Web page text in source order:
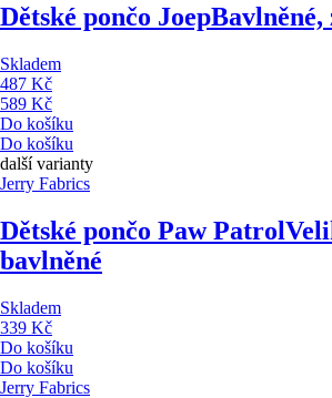
Dětské pončo JoepBavlněné,
Skladem
487 Kč
589 Kč
Do košíku
Do košíku
další varianty
Jerry Fabrics
Dětské pončo Paw Patrol
bavlněné
Skladem
339 Kč
Do košíku
Do košíku
Jerry Fabrics